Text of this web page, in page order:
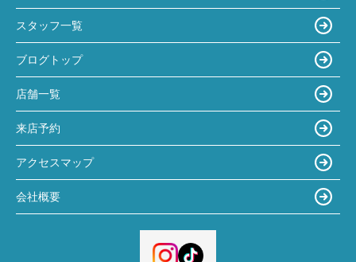
スタッフ一覧
ブログトップ
店舗一覧
来店予約
アクセスマップ
会社概要